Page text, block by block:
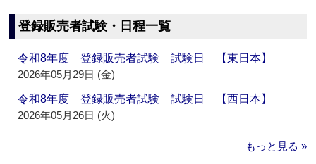
登録販売者試験・日程一覧
令和8年度 登録販売者試験 試験日 【東日本】
2026年05月29日 (金)
令和8年度 登録販売者試験 試験日 【西日本】
2026年05月26日 (火)
もっと見る »